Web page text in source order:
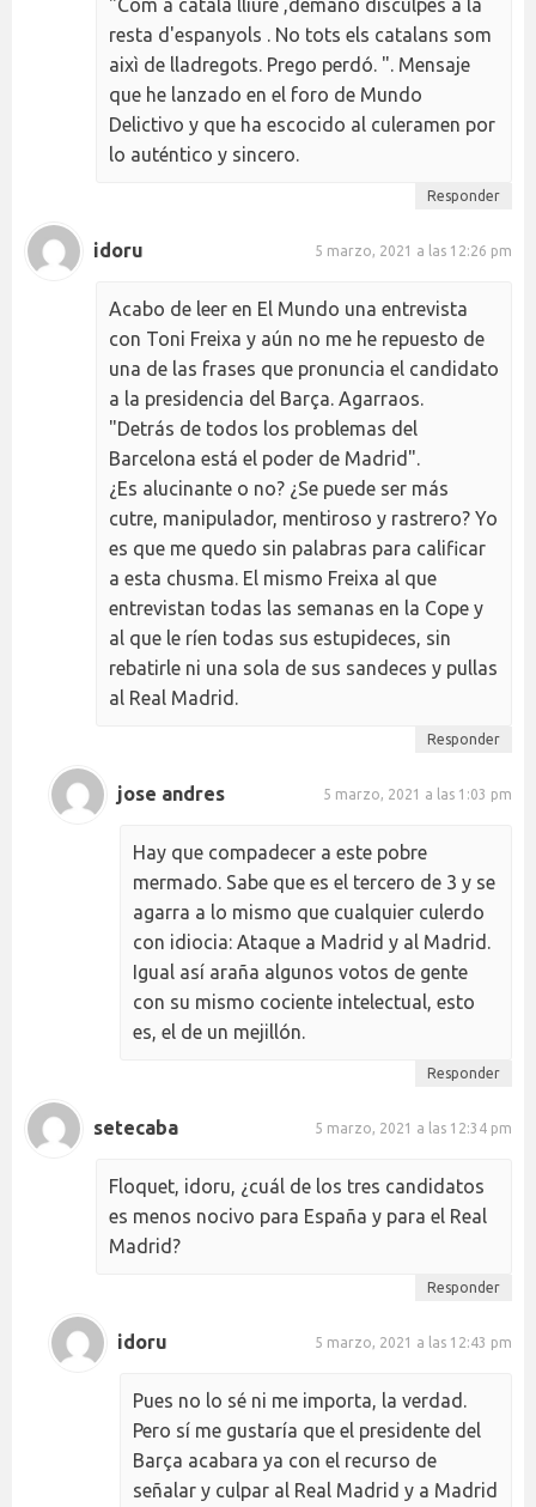
"Com a català lliure ,demano disculpes a la
resta d'espanyols . No tots els catalans som
aixì de lladregots. Prego perdó. ". Mensaje
que he lanzado en el foro de Mundo
Delictivo y que ha escocido al culeramen por
lo auténtico y sincero.
Responder
idoru 5 marzo, 2021 a las 12:26 pm
Acabo de leer en El Mundo una entrevista
con Toni Freixa y aún no me he repuesto de
una de las frases que pronuncia el candidato
a la presidencia del Barça. Agarraos.
"Detrás de todos los problemas del
Barcelona está el poder de Madrid".
¿Es alucinante o no? ¿Se puede ser más
cutre, manipulador, mentiroso y rastrero? Yo
es que me quedo sin palabras para calificar
a esta chusma. El mismo Freixa al que
entrevistan todas las semanas en la Cope y
al que le ríen todas sus estupideces, sin
rebatirle ni una sola de sus sandeces y pullas
al Real Madrid.
Responder
jose andres 5 marzo, 2021 a las 1:03 pm
Hay que compadecer a este pobre
mermado. Sabe que es el tercero de 3 y se
agarra a lo mismo que cualquier culerdo
con idiocia: Ataque a Madrid y al Madrid.
Igual así araña algunos votos de gente
con su mismo cociente intelectual, esto
es, el de un mejillón.
Responder
setecaba 5 marzo, 2021 a las 12:34 pm
Floquet, idoru, ¿cuál de los tres candidatos
es menos nocivo para España y para el Real
Madrid?
Responder
idoru 5 marzo, 2021 a las 12:43 pm
Pues no lo sé ni me importa, la verdad.
Pero sí me gustaría que el presidente del
Barça acabara ya con el recurso de
señalar y culpar al Real Madrid y a Madrid